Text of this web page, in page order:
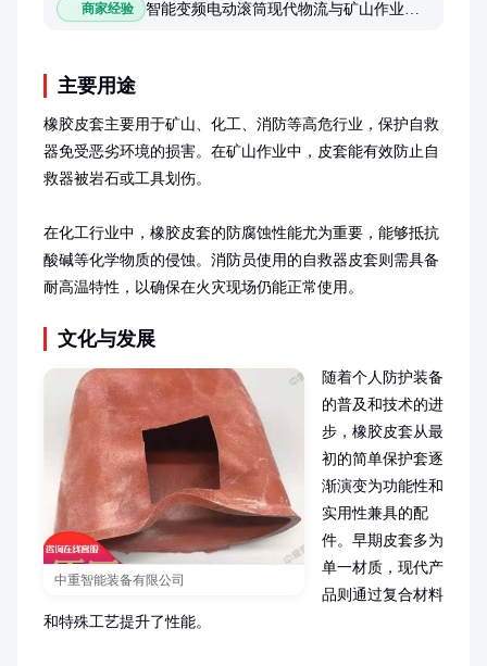
商家经验
主要用途
橡胶皮套主要用于矿山、化工、消防等高危行业，保护自救
器免受恶劣环境的损害。在矿山作业中，皮套能有效防止自
救器被岩石或工具划伤。
在化工行业中，橡胶皮套的防腐蚀性能尤为重要，能够抵抗
酸碱等化学物质的侵蚀。消防员使用的自救器皮套则需具备
耐高温特性，以确保在火灾现场仍能正常使用。
文化与发展
中重智能装备有限公司
随着个人防护装备
的普及和技术的进
步，橡胶皮套从最
初的简单保护套逐
渐演变为功能性和
实用性兼具的配
件。早期皮套多为
单一材质，现代产
品则通过复合材料
和特殊工艺提升了性能。